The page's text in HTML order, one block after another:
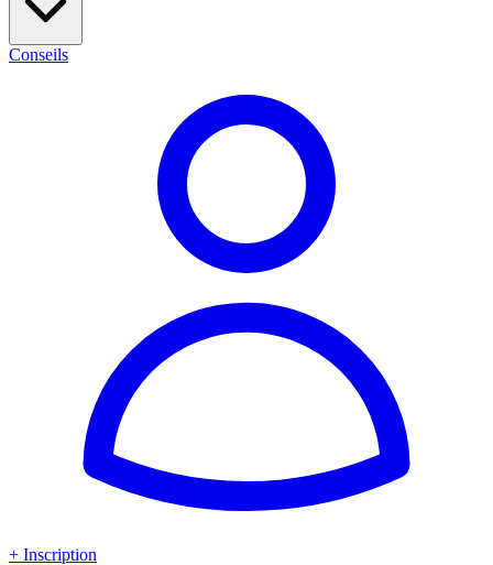
Conseils
+ Inscription